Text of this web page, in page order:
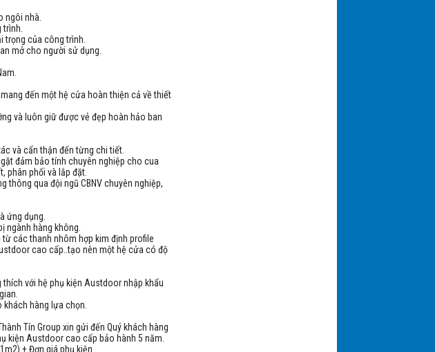
ngôi nhà.
trình.
trọng của công trình.
mở cho người sử dụng.
đến một hệ cửa hoàn thiện cả về thiết
và luôn giữ được vẻ đẹp hoàn hảo ban
và cẩn thận đến từng chi tiết.
đảm bảo tính chuyên nghiệp cho cua
phân phối và lắp đặt.
thông qua đội ngũ CBNV chuyên nghiệp,
ứng dụng.
ngành hàng không.
các thanh nhôm hợp kim định profile
cao cấp..tạo nên một hệ cửa có độ
với hệ phụ kiện Austdoor nhập khẩu
khách hàng lựa chọn.
Tín Group xin gửi đến Quý khách hàng
kiện Austdoor cao cấp bảo hành 5 năm.
+ Đơn giá phụ kiện